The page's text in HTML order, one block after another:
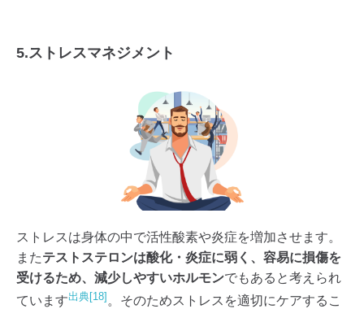
5.ストレスマネジメント
ストレスは身体の中で活性酸素や炎症を増加させます。
またテストステロンは酸化・炎症に弱く、容易に損傷を
受けるため、減少しやすいホルモンでもあると考えられ
ています出典[18] 。そのためストレスを適切にケアするこ